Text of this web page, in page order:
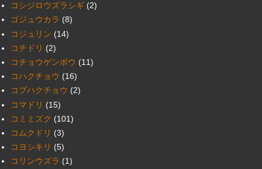
コシジロウズラシギ (2)
ゴジュウカラ (8)
コジュリン (14)
コチドリ (2)
コチョウゲンボウ (11)
コハクチョウ (16)
コブハクチョウ (2)
コマドリ (15)
コミミズク (101)
コムクドリ (3)
コヨシキリ (5)
コリンウズラ (1)